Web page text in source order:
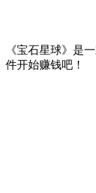
《宝石星球》是
件开始赚钱吧！